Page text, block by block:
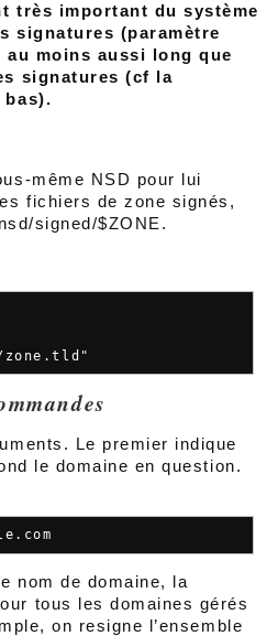
très important du système
signatures (paramètre
moins aussi long que
signatures (cf la
bas).
même NSD pour lui
fichiers de zone signés,
signed/$ZONE.
Le premier indique
le domaine en question.
nom de domaine, la
tous les domaines gérés
on resigne l’ensemble